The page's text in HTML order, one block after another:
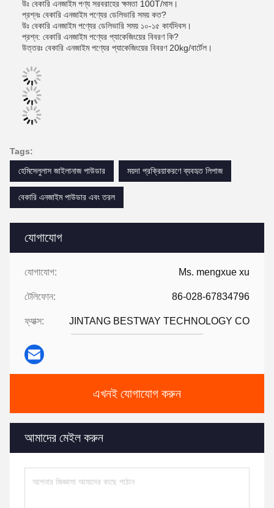
যোগাযোগ
যোগাযোগ: Ms. mengxue xu
টেলিফোন: 86-028-67834796
ফ্যাক্স: JINTANG BESTWAY TECHNOLOGY CO
এখনই যোগাযোগ করুন
আমাদের মেইল করুন
উঃ বেকারি এনজাইম পণ্য সরবরাহের ক্ষমতা 100T/মাস।
প্রশ্নঃ বেকারি এনজাইম পণ্যের ডেলিভারি সময় কত?
উঃ বেকারি এনজাইম পণ্যের ডেলিভারি সময় ১০-১৫ কার্যদিবস।
প্রশ্ন: বেকারি এনজাইম পণ্যের প্যাকেজিংয়ের বিবরণ কি?
উত্তরঃ বেকারি এনজাইম পণ্যের প্যাকেজিংয়ের বিবরণ 20kg/বার্টেল।
Tags:
হেমিসেলুলাস জাইলানাজ পাউডার
ময়দা প্রক্রিয়াকরণে ব্যবহৃত লিপাজ
বেকারি এনজাইম পাউডার এবং তরল